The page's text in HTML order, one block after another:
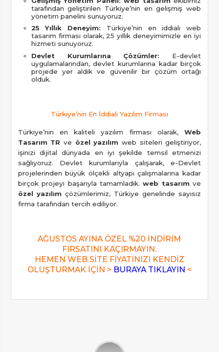
tarafından geliştirilen Türkiye’nin en gelişmiş web
yönetim panelini sunuyoruz.
25 Yıllık Deneyim: Türkiye’nin en iddialı web
tasarım firması olarak, 25 yıllık deneyimimizle en iyi
hizmeti sunuyoruz.
Devlet Kurumlarına Çözümler: E-devlet
uygulamalarından, devlet kurumlarına kadar birçok
projede yer aldık ve güvenilir bir çözüm ortağı
olduk.
Türkiye’nin En İddialı Yazılım Firması
Türkiye’nin en kaliteli yazılım firması olarak,Web
Tasarım TR ve özel yazılım web siteleri geliştiriyor,
işinizi dijital dünyada en iyi şekilde temsil etmenizi
sağlıyoruz. Devlet kurumlarıyla çalışarak, e-Devlet
projelerinden büyük ölçekli altyapı çalışmalarına kadar
birçok projeyi başarıyla tamamladık.web tasarımve
özel yazılımçözümlerimiz, Türkiye genelinde sayısız
firma tarafından tercih ediliyor.
AĞUSTOS AYINA ÖZEL %20 İNDİRİM
FIRSATINI KAÇIRMAYIN.
HEMEN WEB SİTE FİYATINIZI KENDİZ
OLUŞTURMAK İÇİN > BURAYA TIKLAYIN <